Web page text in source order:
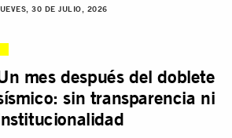
30 DE JULIO, 2026
mes después del doblete
sin transparencia ni